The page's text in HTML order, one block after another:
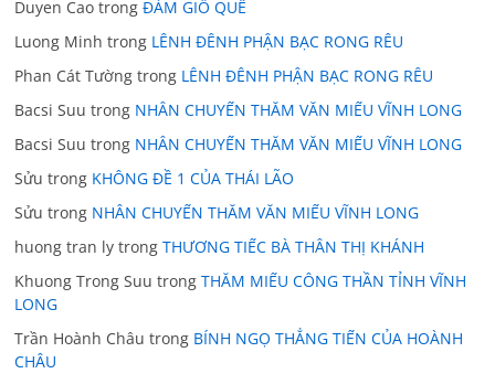
Duyen Cao trongĐÁM GIỖ QUÊ
Luong Minh trong LÊNH ĐÊNH PHẬN BẠC RONG RÊU
Phan Cát Tường trong LÊNH ĐÊNH PHẬN BẠC RONG RÊU
Bacsi Suu trong NHÂN CHUYẾN THĂM VĂN MIẾU VĨNH LONG
Bacsi Suu trong NHÂN CHUYẾN THĂM VĂN MIẾU VĨNH LONG
Sửu trong KHÔNG ĐỀ 1 CỦA THÁI LÃO
Sửu trong NHÂN CHUYẾN THĂM VĂN MIẾU VĨNH LONG
huong tran ly trongTHƯƠNG TIẾC BÀ THÂN THỊ KHÁNH
Khuong Trong Suu trongTHĂM MIẾU CÔNG THẦN TỈNH VĨNH
LONG
Trần Hoành Châu trong BÍNH NGỌ THẲNG TIẾN CỦA HOÀNH
CHÂU